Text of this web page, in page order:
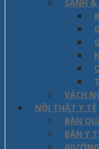
SẢNH &
VÁCH
NỘI THẤT Y TẾ
BÀN
BÀN Y